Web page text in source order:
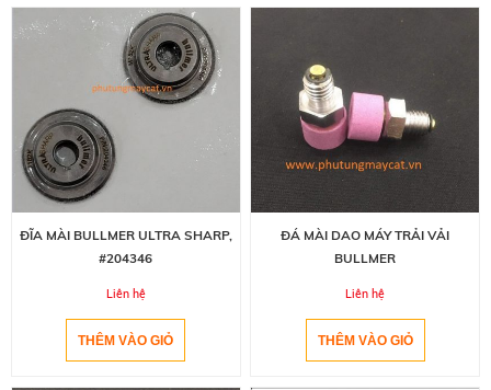
ĐĨA MÀI BULLMER ULTRA SHARP,
#204346
Liên hệ
ĐÁ MÀI DAO MÁY TRẢI VẢI
BULLMER
Liên hệ